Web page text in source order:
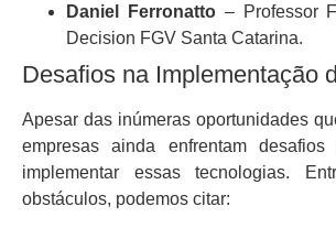
Daniel Ferronatto– Professor
Decision FGV Santa Catarina.
Desafios na Implementação
Apesar das inúmeras oportunidades
empresas ainda enfrentam desafios
implementar essas tecnologias.
obstáculos, podemos citar: